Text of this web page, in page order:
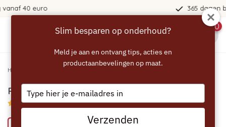
365 dagen bedenktijd!
0
Home
PHILIPS Reinigingstabletten CA6704/10
4.45/5 (7 reviews)
Slim besparen op onderhoud?
Meld je aan en ontvang tips, acties en
productaanbevelingen op maat.
Type
your
email
Verzenden